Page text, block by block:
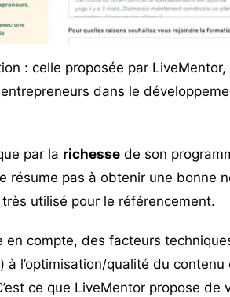
: celle proposée par LiveMentor,
dans le
par la richessede son
résume pas à obtenir une bonne
utilisé pour le référencement.
compte, des facteurs
l’optimisation/qualité du contenu
ce que LiveMentor propose de